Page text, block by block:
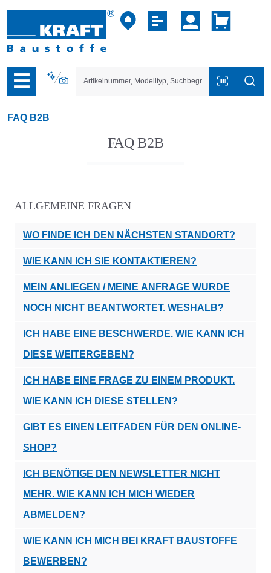
der B2B-Plattform springen
FAQ B2B
FAQ B2B
ALLGEMEINE FRAGEN
WO FINDE ICH DEN NÄCHSTEN STANDORT?
WIE KANN ICH SIE KONTAKTIEREN?
MEIN ANLIEGEN / MEINE ANFRAGE WURDE
NOCH NICHT BEANTWORTET. WESHALB?
ICH HABE EINE BESCHWERDE. WIE KANN ICH
DIESE WEITERGEBEN?
ICH HABE EINE FRAGE ZU EINEM PRODUKT.
WIE KANN ICH DIESE STELLEN?
GIBT ES EINEN LEITFADEN FÜR DEN ONLINE-
SHOP?
ICH BENÖTIGE DEN NEWSLETTER NICHT
MEHR. WIE KANN ICH MICH WIEDER
ABMELDEN?
WIE KANN ICH MICH BEI KRAFT BAUSTOFFE
BEWERBEN?